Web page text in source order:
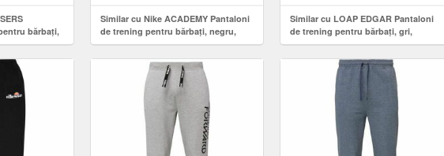
bărbați,
Similar cu Nike ACADEMY Pantaloni
de trening pentru bărbați, negru,
mărime
Similar cu LOAP EDGAR Pantaloni
de trening pentru bărbați, gri,
mărime